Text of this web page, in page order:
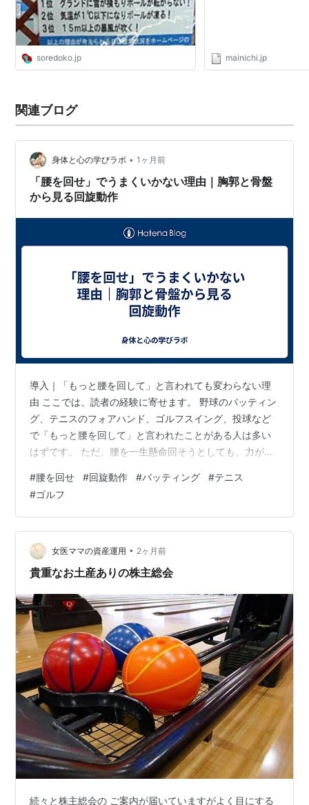
soredoko.jp mainichi.jp
関連ブログ
身体と心の学びラボ • 1ヶ月前
「腰を回せ」でうまくいかない理由｜胸郭と骨盤
から見る回旋動作
導入｜「もっと腰を回して」と言われても変わらない理
由 ここでは、読者の経験に寄せます。 野球のバッティン
グ、テニスのフォアハンド、ゴルフスイング、投球など
で「もっと腰を回して」と言われたことがある人は多い
はずです。 ただ、腰を一生懸命回そうとしても、力が伝
ります。 ここで問いを置きます。 「腰を回せ」と言われ
た時、私たちは本当に腰だけを回せばよいのでしょう
か。 結論｜腰を回せは間違いではない。ただし腰だけで
はない ここでは最初に結論を出します。 「腰を回せ」と
いう言葉そのものは間違いではありません。 ただし、そ
れを腰椎だけをひねる動作として受け…
#腰を回せ #回旋動作 #バッティング #テニス
#ゴルフ
女医ママの資産運用 • 2ヶ月前
貴重なお土産ありの株主総会
続々と株主総会の ご案内が届いていますがよく目にする